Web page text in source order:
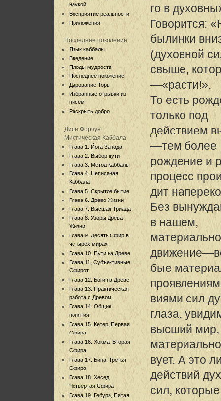
наукой
Восприятие реальности
Приложения
Последнее поколение
Язык каббалы
Введение
Плоды мудрости
Последнее поколение
Дарование Торы
Избранные отрывки из
писем
Раскрыть добро
Дион Форчун
Мистическая Каббала
Глава 1. Йога Запада
Глава 2. Выбор пути
Глава 3. Метод Каббалы
Глава 4. Неписаная
Каббала
Глава 5. Скрытое бытие
Глава 6. Древо Жизни
Глава 7. Высшая Триада
Глава 8. Узоры Древа
Жизни
Глава 9. Десять Сфир в
четырех мирах
Глава 10. Пути на Древе
Глава 11. Субъективные
Сфирот
Глава 12. Боги на Древе
Глава 13. Практическая
работа с Древом
Глава 14. Общие
понятия
Глава 15. Кетер, Первая
Сфира
Глава 16. Хокма, Вторая
Сфира
Глава 17. Бина, Третья
Сфира
Глава 18. Хесед,
Четвертая Сфира
Глава 19. Гебура, Пятая
го в
Говорится:
былинки
(духовной
свыше,
—«расти!».
То есть
только под
действием
—тем более
рождение и
процесс
дит
Без
в нашем,
бые
виями сил
глаза,
высший мир,
вует. А это
действий
сил,